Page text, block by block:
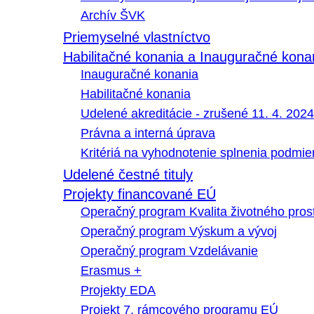
Archív ŠVK
Priemyselné vlastníctvo
Habilitačné konania a Inauguračné
Inauguračné konania
Habilitačné konania
Udelené akreditácie - zrušené 11. 4. 2024
Právna a interná úprava
Kritériá na vyhodnotenie splnenia
Udelené čestné tituly
Projekty financované EÚ
Operačný program Kvalita životného
Operačný program Výskum a vývoj
Operačný program Vzdelávanie
Erasmus +
Projekty EDA
Projekt 7. rámcového programu EÚ